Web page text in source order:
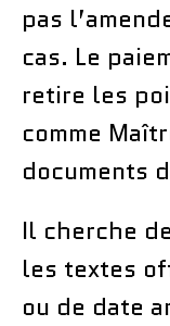
pas
cas. Le
retire les
comme
documents
Il cherche
les textes
ou de date